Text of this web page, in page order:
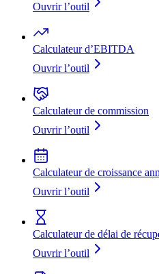
Ouvrir l’outil
Calculateur d’EBITDA
Ouvrir l’outil
Calculateur de commission
Ouvrir l’outil
Calculateur de croissance
Ouvrir l’outil
Calculateur de délai de
Ouvrir l’outil